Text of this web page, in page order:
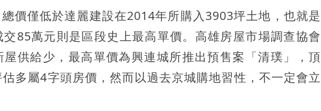
價僅低於達麗建設在2014年所購入3903坪土地，也就是
85萬元則是區段史上最高單價。高雄房屋市場調查協會
供給少，最高單價為興連城所推出預售案「清璞」，頂
多屬4字頭房價，然而以過去京城購地習性，不一定會立